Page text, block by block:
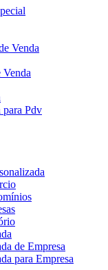
Venda
Venda
para Pdv
de Empresa
para Empresa